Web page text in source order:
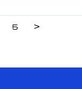
5 >